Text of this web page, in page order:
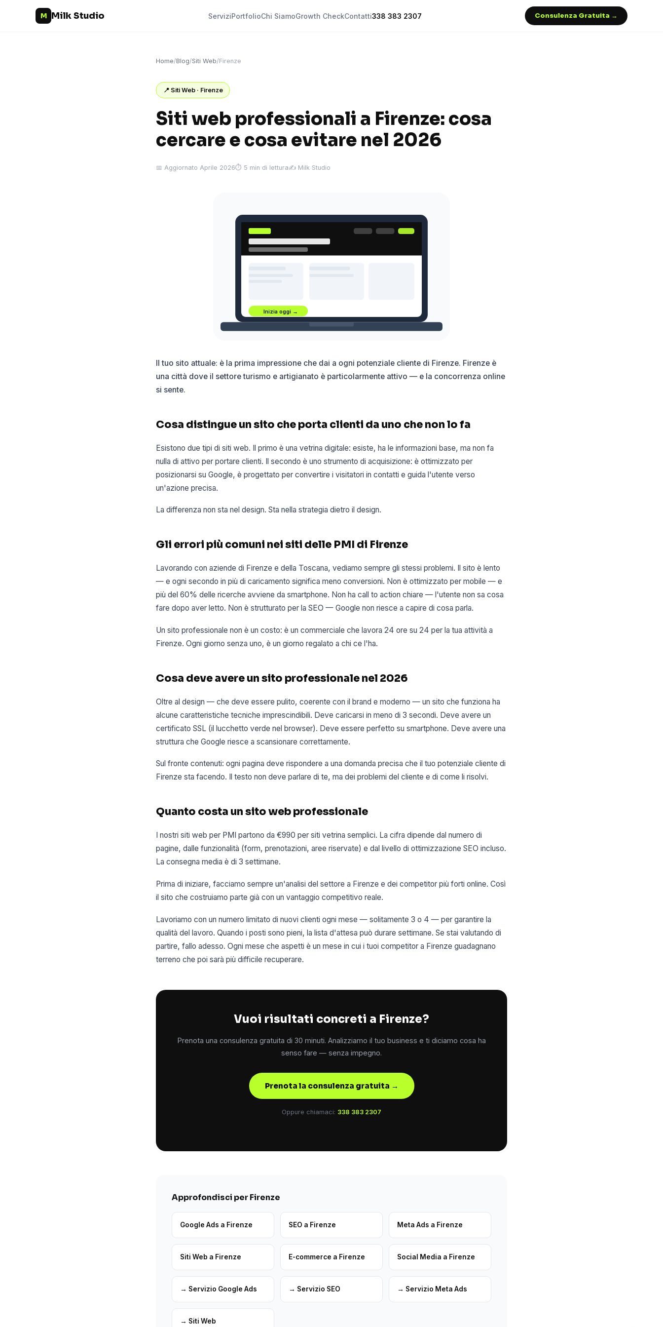
M Milk Studio ServiziPortfolioChi SiamoGrowth CheckContatti338 383 2307 Consulenza Gratuita →
Home/Blog/Siti Web/Firenze
📍 Siti Web · Firenze
Siti web professionali a Firenze: cosa
cercare e cosa evitare nel 2026
📅 Aggiornato Aprile 2026⏱ 5 min di lettura✍️ Milk Studio
Inizia oggi →
Il tuo sito attuale: è la prima impressione che dai a ogni potenziale cliente di Firenze. Firenze è
una città dove il settore turismo e artigianato è particolarmente attivo — e la concorrenza online
si sente.
Cosa distingue un sito che porta clienti da uno che non lo fa
Esistono due tipi di siti web. Il primo è una vetrina digitale: esiste, ha le informazioni base, ma non fa
nulla di attivo per portare clienti. Il secondo è uno strumento di acquisizione: è ottimizzato per
posizionarsi su Google, è progettato per convertire i visitatori in contatti e guida l'utente verso
un'azione precisa.
La differenza non sta nel design. Sta nella strategia dietro il design.
Gli errori più comuni nei siti delle PMI di Firenze
Lavorando con aziende di Firenze e della Toscana, vediamo sempre gli stessi problemi. Il sito è lento
— e ogni secondo in più di caricamento significa meno conversioni. Non è ottimizzato per mobile — e
più del 60% delle ricerche avviene da smartphone. Non ha call to action chiare — l'utente non sa cosa
fare dopo aver letto. Non è strutturato per la SEO — Google non riesce a capire di cosa parla.
Un sito professionale non è un costo: è un commerciale che lavora 24 ore su 24 per la tua attività a
Firenze. Ogni giorno senza uno, è un giorno regalato a chi ce l'ha.
Cosa deve avere un sito professionale nel 2026
Oltre al design — che deve essere pulito, coerente con il brand e moderno — un sito che funziona ha
alcune caratteristiche tecniche imprescindibili. Deve caricarsi in meno di 3 secondi. Deve avere un
certificato SSL (il lucchetto verde nel browser). Deve essere perfetto su smartphone. Deve avere una
struttura che Google riesce a scansionare correttamente.
Sul fronte contenuti: ogni pagina deve rispondere a una domanda precisa che il tuo potenziale cliente di
Firenze sta facendo. Il testo non deve parlare di te, ma dei problemi del cliente e di come li risolvi.
Quanto costa un sito web professionale
I nostri siti web per PMI partono da €990 per siti vetrina semplici. La cifra dipende dal numero di
pagine, dalle funzionalità (form, prenotazioni, aree riservate) e dal livello di ottimizzazione SEO incluso.
La consegna media è di 3 settimane.
Prima di iniziare, facciamo sempre un'analisi del settore a Firenze e dei competitor più forti online. Così
il sito che costruiamo parte già con un vantaggio competitivo reale.
Lavoriamo con un numero limitato di nuovi clienti ogni mese — solitamente 3 o 4 — per garantire la
qualità del lavoro. Quando i posti sono pieni, la lista d'attesa può durare settimane. Se stai valutando di
partire, fallo adesso. Ogni mese che aspetti è un mese in cui i tuoi competitor a Firenze guadagnano
terreno che poi sarà più difficile recuperare.
Vuoi risultati concreti a Firenze?
Prenota una consulenza gratuita di 30 minuti. Analizziamo il tuo business e ti diciamo cosa ha
senso fare — senza impegno.
Prenota la consulenza gratuita →
Oppure chiamaci: 338 383 2307
Approfondisci per Firenze
Google Ads a Firenze SEO a Firenze Meta Ads a Firenze
Siti Web a Firenze E-commerce a Firenze Social Media a Firenze
→ Servizio Google Ads → Servizio SEO → Servizio Meta Ads
→ Siti Web